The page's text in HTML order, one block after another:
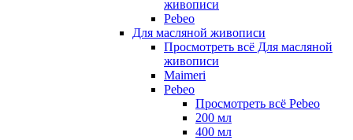
живописи
Pebeo
Для масляной живописи
Просмотреть всё Для масляной
живописи
Maimeri
Pebeo
Просмотреть всё Pebeo
200 мл
400 мл